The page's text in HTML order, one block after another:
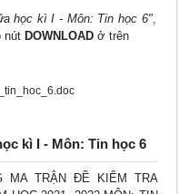
học kì I - Môn: Tin học 6",
nút DOWNLOAD ở trên
kì I - Môn: Tin học 6
MA TRẬN ĐỀ KIỂM TRA